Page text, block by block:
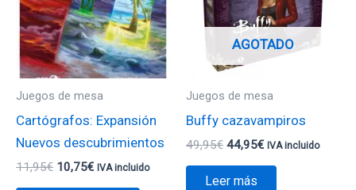
Juegos de mesa
Cartógrafos: Expansión
Nuevos descubrimientos
11,95€ 10,75€ IVA incluido
AGOTADO
Juegos de mesa
Buffy cazavampiros
49,95€ 44,95€ IVA incluido
Leer más